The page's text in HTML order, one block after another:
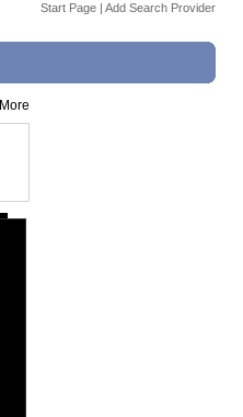
Start Page | Add Search Provider
More